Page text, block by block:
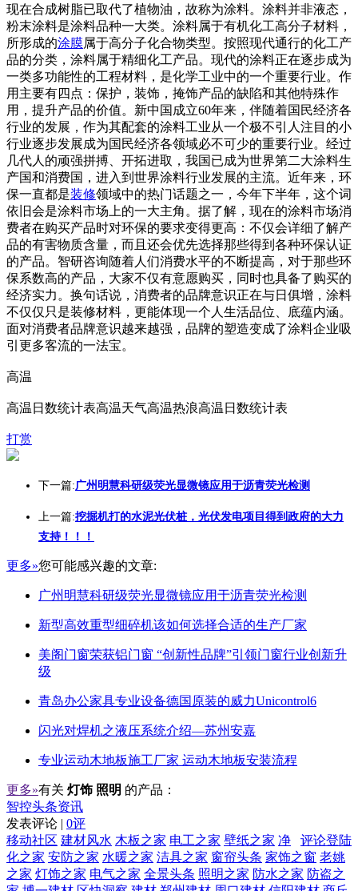
现在合成树脂已取代了植物油，故称为涂料。涂料并非液态，
粉末涂料是涂料品种一大类。涂料属于有机化工高分子材料，
所形成的涂膜属于高分子化合物类型。按照现代通行的化工产
品的分类，涂料属于精细化工产品。现代的涂料正在逐步成为
一类多功能性的工程材料，是化学工业中的一个重要行业。作
用主要有四点：保护，装饰，掩饰产品的缺陷和其他特殊作
用，提升产品的价值。新中国成立60年来，伴随着国民经济各
行业的发展，作为其配套的涂料工业从一个极不引人注目的小
行业逐步发展成为国民经济各领域必不可少的重要行业。经过
几代人的顽强拼搏、开拓进取，我国已成为世界第二大涂料生
产国和消费国，进入到世界涂料行业发展的主流。近年来，环
保一直都是装修领域中的热门话题之一，今年下半年，这个词
依旧会是涂料市场上的一大主角。据了解，现在的涂料市场消
费者在购买产品时对环保的要求变得更高：不仅会详细了解产
品的有害物质含量，而且还会优先选择那些得到各种环保认证
的产品。智研咨询随着人们消费水平的不断提高，对于那些环
保系数高的产品，大家不仅有意愿购买，同时也具备了购买的
经济实力。换句话说，消费者的品牌意识正在与日俱增，涂料
不仅仅只是装修材料，更能体现一个人生活品位、底蕴内涵。
面对消费者品牌意识越来越强，品牌的塑造变成了涂料企业吸
引更多客流的一法宝。
高温
高温日数统计表高温天气高温热浪高温日数统计表
打赏
下一篇:广州明慧科研级荧光显微镜应用于沥青荧光检测
上一篇:挖掘机打的水泥光伏桩，光伏发电项目得到政府的大力
支持！！！
更多»您可能感兴趣的文章:
广州明慧科研级荧光显微镜应用于沥青荧光检测
新型高效重型细碎机该如何选择合适的生产厂家
美阁门窗荣获铝门窗 “创新性品牌”引领门窗行业创新升
级
青岛办公家具专业设备德国原装的威力Unicontrol6
闪光对焊机之液压系统介绍—苏州安嘉
专业运动木地板施工厂家 运动木地板安装流程
更多»有关 灯饰 照明 的产品：
智控头条资讯
发表评论 | 0评
评论登陆
移动社区 建材风水 木板之家 电工之家 壁纸之家 净
化之家 安防之家 水暖之家 洁具之家 窗帘头条 家饰之窗 老姚
之家 灯饰之家 电气之家 全景头条 照明之家 防水之家 防盗之